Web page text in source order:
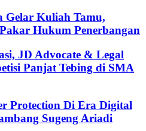
Gelar Kuliah Tamu,
Hukum Penerbangan
JD Advocate & Legal
Panjat Tebing di SMA
Protection Di Era Digital
Sugeng Ariadi